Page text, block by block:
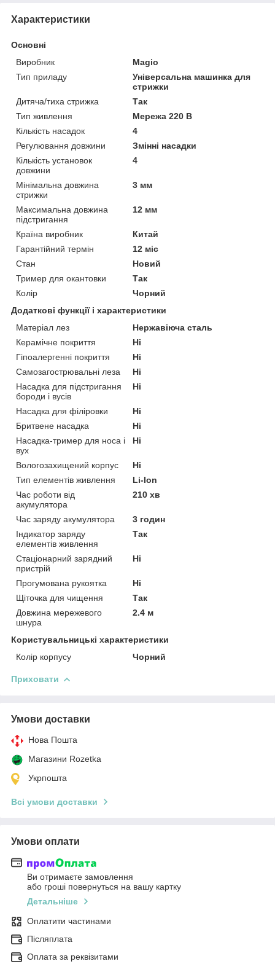
Характеристики
Основні
Виробник
Magio
Тип приладу
Універсальна машинка для
стрижки
Дитяча/тиха стрижка
Так
Тип живлення
Мережа 220 В
Кількість насадок
4
Регулювання довжини
Змінні насадки
Кількість установок
довжини
4
Мінімальна довжина
стрижки
3 мм
Максимальна довжина
підстригання
12 мм
Країна виробник
Китай
Гарантійний термін
12 міс
Стан
Новий
Тример для окантовки
Так
Колір
Чорний
Додаткові функції і характеристики
Матеріал лез
Нержавіюча сталь
Керамічне покриття
Ні
Гіпоалергенні покриття
Ні
Самозагострювальні леза
Ні
Насадка для підстригання
бороди і вусів
Ні
Насадка для філіровки
Ні
Бритвене насадка
Ні
Насадка-тример для носа і
вух
Ні
Вологозахищений корпус
Ні
Тип елементів живлення
Li-Ion
Час роботи від
акумулятора
210 хв
Час заряду акумулятора
3 годин
Індикатор заряду
елементів живлення
Так
Стаціонарний зарядний
пристрій
Ні
Прогумована рукоятка
Ні
Щіточка для чищення
Так
Довжина мережевого
шнура
2.4 м
Користувальницькі характеристики
Колір корпусу
Чорний
Приховати
Умови доставки
Нова Пошта
Магазини Rozetka
Укрпошта
Всі умови доставки
Умови оплати
Ви отримаєте замовлення
або гроші повернуться на вашу картку
Детальніше
Оплатити частинами
Післяплата
Оплата за реквізитами